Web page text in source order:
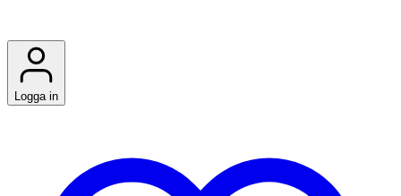
Logga in